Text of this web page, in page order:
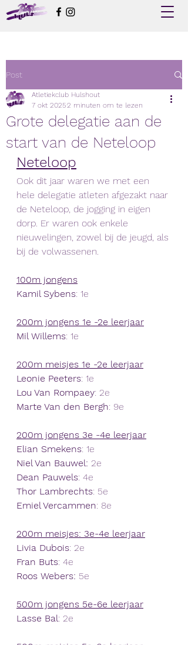
Post
Grote delegatie aan de
start van de Neteloop
Atletiekclub Hulshout
7 okt 20252 minuten om te lezen
Neteloop
Ook dit jaar waren we met een
hele delegatie atleten afgezakt naar
de Neteloop, de jogging in eigen
dorp. Er waren ook enkele
nieuwelingen, zowel bij de jeugd, als
bij de volwassenen.
100m jongens
Kamil Sybens: 1e
200m jongens 1e -2e leerjaar
Mil Willems: 1e
200m meisjes 1e -2e leerjaar
Leonie Peeters: 1e
Lou Van Rompaey: 2e
Marte Van den Bergh: 9e
200m jongens 3e -4e leerjaar
Elian Smekens: 1e
Niel Van Bauwel: 2e
Dean Pauwels: 4e
Thor Lambrechts: 5e
Emiel Vercammen: 8e
200m meisjes: 3e-4e leerjaar
Livia Dubois: 2e
Fran Buts: 4e
Roos Webers: 5e
500m jongens 5e-6e leerjaar
Lasse Bal: 2e